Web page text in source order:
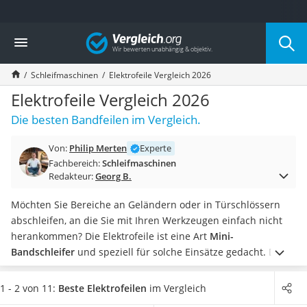
Die beliebtesten Vergleiche nach Kategorie
Baumarkt
Tresor feuerfest
Makita-Akku-Rasenmäher
Kappsäge
Smartes Türschloss
Akku-Rasentrimmer
Split-Klimaanlage 2 Innengeräte
Pelletofen
Tiefbrunnenpumpe
Fliesenschneider
Hochdruckreiniger
Doppelschleifer
Überwachungskamera
Benzinrasenmäher mit Elektrostart
Vergleich
Schleifmaschinen Elektrofeile Vergleich 2026
Elektrofeile Vergleich 2026
Die besten Bandfeilen im Vergleich.
Von: Philip Merten
Experte
Fachbereich:Schleifmaschinen
Redakteur:Georg B.
Möchten Sie Bereiche an Geländern oder in Türschlössern
abschleifen, an die Sie mit Ihren Werkzeugen einfach nicht
herankommen? Die Elektrofeile ist eine Art Mini-
Bandschleifer und speziell für solche Einsätze gedacht. Das
Band selbst ist sogarschmaler als ein Finger. Bevor Sie
daheim Ihren Praxistest beginnen, wählen Sie jetzt aus
1 - 2 von 11: Beste Elektrofeilen im Vergleich